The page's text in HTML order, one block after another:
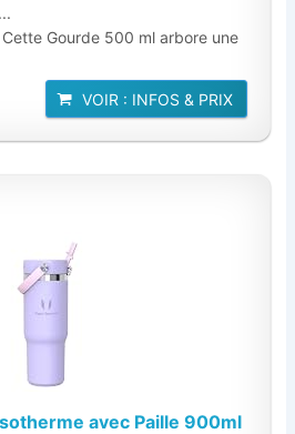
Gourde 500 ml arbore une
VOIR : INFOS & PRIX
avec Paille 900ml